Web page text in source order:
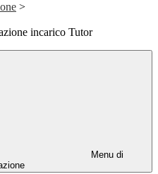
>
incarico Tutor
Menu di